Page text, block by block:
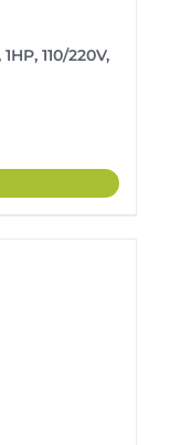
110/220V,